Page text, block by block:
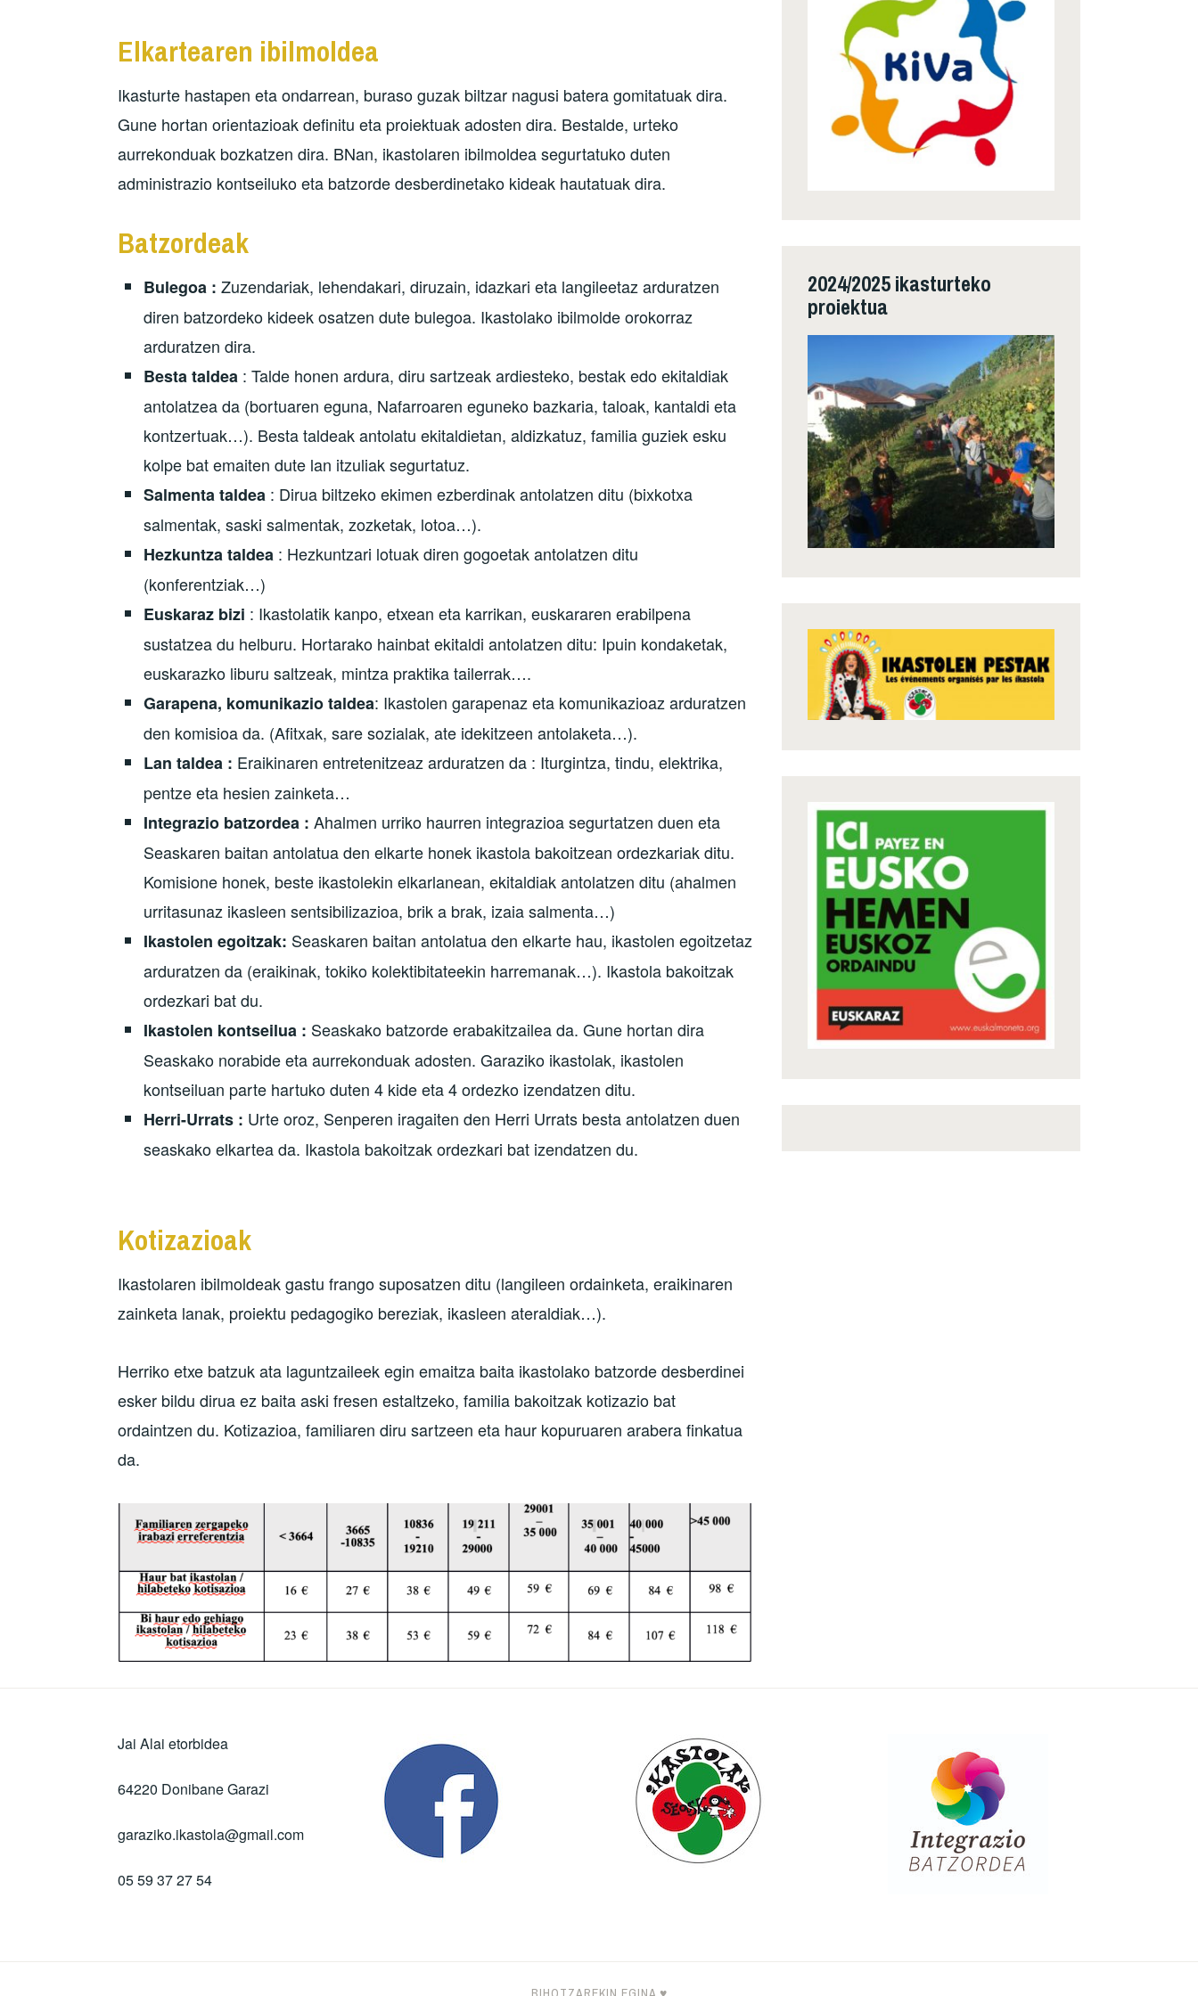
Elkartearen ibilmoldea
Ikasturte hastapen eta ondarrean, buraso guzak biltzar nagusi batera gomitatuak dira.
Gune hortan orientazioak definitu eta proiektuak adosten dira. Bestalde, urteko
aurrekonduak bozkatzen dira. BNan, ikastolaren ibilmoldea segurtatuko duten
administrazio kontseiluko eta batzorde desberdinetako kideak hautatuak dira.
Batzordeak
Bulegoa : Zuzendariak, lehendakari, diruzain, idazkari eta langileetaz arduratzen
diren batzordeko kideek osatzen dute bulegoa. Ikastolako ibilmolde orokorraz
arduratzen dira.
Besta taldea : Talde honen ardura, diru sartzeak ardiesteko, bestak edo ekitaldiak
antolatzea da (bortuaren eguna, Nafarroaren eguneko bazkaria, taloak, kantaldi eta
kontzertuak…). Besta taldeak antolatu ekitaldietan, aldizkatuz, familia guziek esku
kolpe bat emaiten dute lan itzuliak segurtatuz.
Salmenta taldea : Dirua biltzeko ekimen ezberdinak antolatzen ditu (bixkotxa
salmentak, saski salmentak, zozketak, lotoa…).
Hezkuntza taldea : Hezkuntzari lotuak diren gogoetak antolatzen ditu
(konferentziak…)
Euskaraz bizi : Ikastolatik kanpo, etxean eta karrikan, euskararen erabilpena
sustatzea du helburu. Hortarako hainbat ekitaldi antolatzen ditu: Ipuin kondaketak,
euskarazko liburu saltzeak, mintza praktika tailerrak….
Garapena, komunikazio taldea: Ikastolen garapenaz eta komunikazioaz arduratzen
den komisioa da. (Afitxak, sare sozialak, ate idekitzeen antolaketa…).
Lan taldea : Eraikinaren entretenitzeaz arduratzen da : Iturgintza, tindu, elektrika,
pentze eta hesien zainketa…
Integrazio batzordea : Ahalmen urriko haurren integrazioa segurtatzen duen eta
Seaskaren baitan antolatua den elkarte honek ikastola bakoitzean ordezkariak ditu.
Komisione honek, beste ikastolekin elkarlanean, ekitaldiak antolatzen ditu (ahalmen
urritasunaz ikasleen sentsibilizazioa, brik a brak, izaia salmenta…)
Ikastolen egoitzak: Seaskaren baitan antolatua den elkarte hau, ikastolen egoitzetaz
arduratzen da (eraikinak, tokiko kolektibitateekin harremanak…). Ikastola bakoitzak
ordezkari bat du.
Ikastolen kontseilua : Seaskako batzorde erabakitzailea da. Gune hortan dira
Seaskako norabide eta aurrekonduak adosten. Garaziko ikastolak, ikastolen
kontseiluan parte hartuko duten 4 kide eta 4 ordezko izendatzen ditu.
Herri-Urrats : Urte oroz, Senperen iragaiten den Herri Urrats besta antolatzen duen
seaskako elkartea da. Ikastola bakoitzak ordezkari bat izendatzen du.
Kotizazioak
Ikastolaren ibilmoldeak gastu frango suposatzen ditu (langileen ordainketa, eraikinaren
zainketa lanak, proiektu pedagogiko bereziak, ikasleen ateraldiak…).
Herriko etxe batzuk ata laguntzaileek egin emaitza baita ikastolako batzorde desberdinei
esker bildu dirua ez baita aski fresen estaltzeko, familia bakoitzak kotizazio bat
ordaintzen du. Kotizazioa, familiaren diru sartzeen eta haur kopuruaren arabera finkatua
da.
2024/2025 ikasturteko
proiektua
Jai Alai etorbidea
64220 Donibane Garazi
garaziko.ikastola@gmail.com
05 59 37 27 54